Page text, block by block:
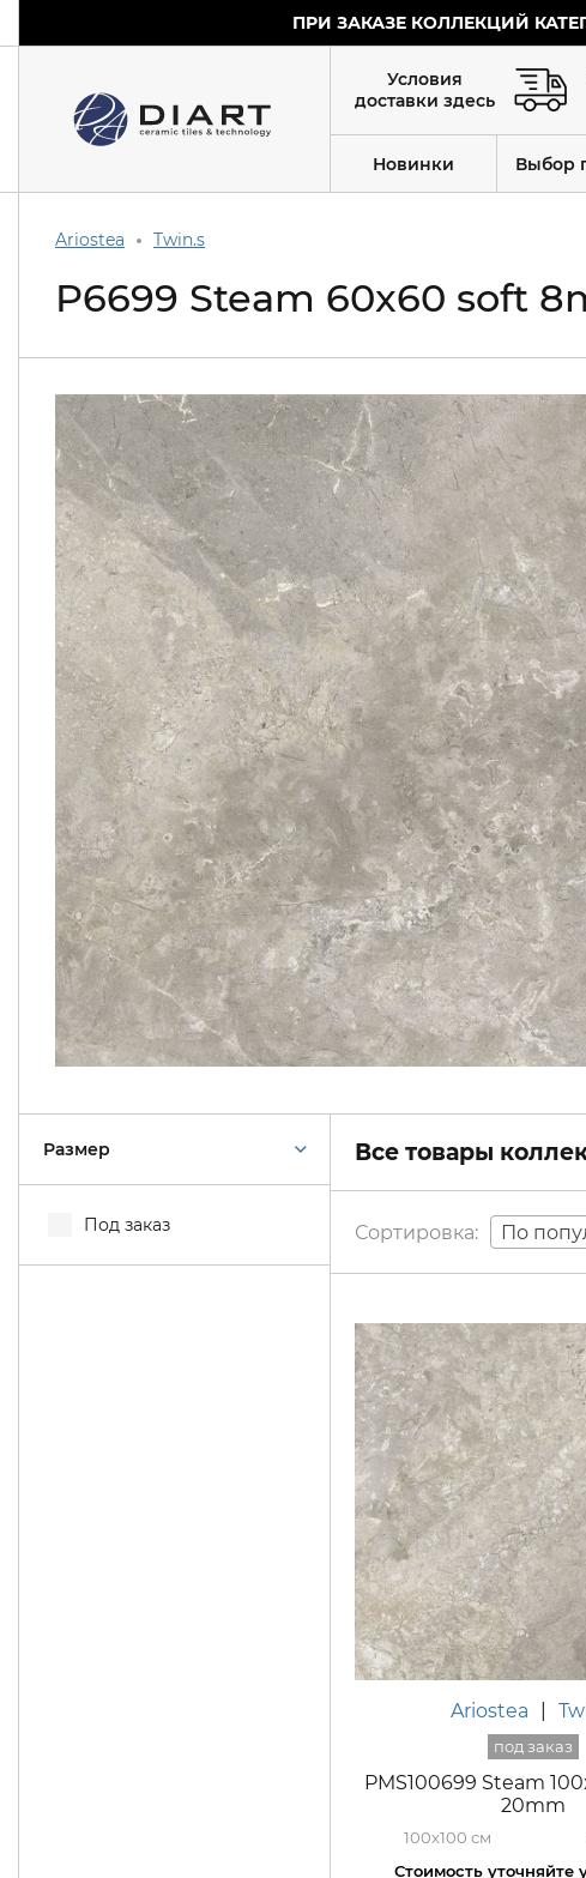
ПРИ ЗАКАЗЕ КОЛЛЕКЦИЙ
Условия
доставки здесь
Новинки Выбор
Ariostea Twin.s
P6699 Steam 60x60 soft
Размер
Под заказ
Все товары
По
Ariostea
PMS100699 Steam
20mm
100x100